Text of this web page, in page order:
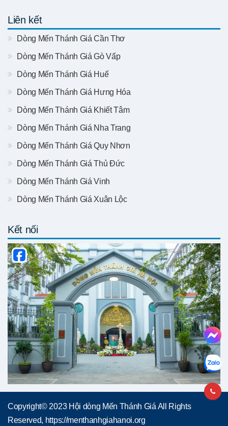
Liên kết
Dòng Mến Thánh Giá Cần Thơ
Dòng Mến Thánh Giá Gò Vấp
Dòng Mến Thánh Giá Huế
Dòng Mến Thánh Giá Hưng Hóa
Dòng Mến Thánh Giá Khiết Tâm
Dòng Mến Thánh Giá Nha Trang
Dòng Mến Thánh Giá Quy Nhơn
Dòng Mến Thánh Giá Thủ Đức
Dòng Mến Thánh Giá Vinh
Dòng Mến Thánh Giá Xuân Lộc
Kết nối
Copyright© 2023 Hội dòng Mến Thánh Giá All Rights
Reserved, https://menthanhgiahanoi.org